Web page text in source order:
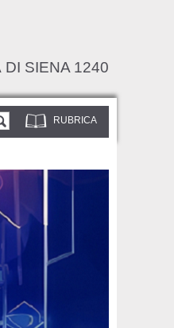
DI SIENA 1240
RUBRICA